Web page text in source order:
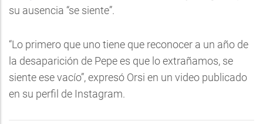
su ausencia “se siente”.
“Lo primero que uno tiene que reconocer a un año de
la desaparición de Pepe es que lo extrañamos, se
siente ese vacío”, expresó Orsi en un video publicado
en su perfil de Instagram.